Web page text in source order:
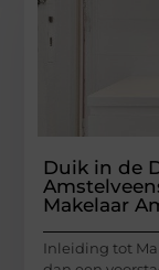
Duik in de
Makelaar
Inleiding tot